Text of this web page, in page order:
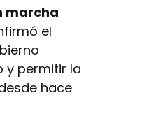
marcha
el
y permitir la
hace